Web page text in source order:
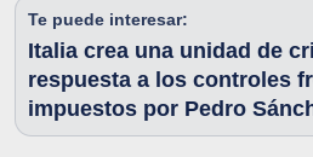
Te puede interesar:
Italia crea una unidad de
respuesta a los controles
impuestos por Pedro